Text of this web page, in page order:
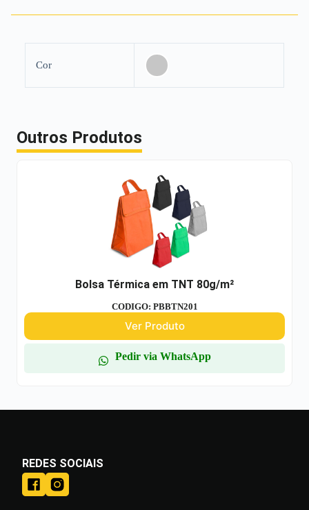
Cor
Outros Produtos
Bolsa Térmica em TNT 80g/m²
CODIGO: PBBTN201
Ver Produto
Pedir via WhatsApp
REDES SOCIAIS